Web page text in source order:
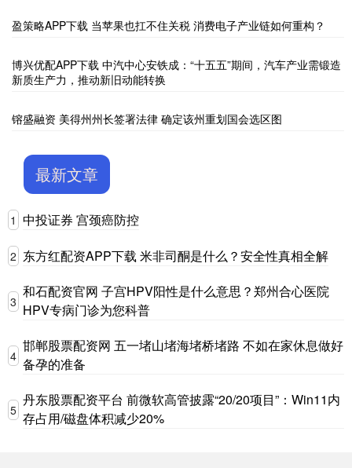
盈策略APP下载 当苹果也扛不住关税 消费电子产业链如何重构？
博兴优配APP下载 中汽中心安铁成：“十五五”期间，汽车产业需锻造
新质生产力，推动新旧动能转换
镕盛融资 美得州州长签署法律 确定该州重划国会选区图
最新文章
1 中投证券 宫颈癌防控
2 东方红配资APP下载 米非司酮是什么？安全性真相全解
3
和石配资官网 子宫HPV阳性是什么意思？郑州合心医院
HPV专病门诊为您科普
4
邯郸股票配资网 五一堵山堵海堵桥堵路 不如在家休息做好
备孕的准备
5
丹东股票配资平台 前微软高管披露“20/20项目”：Win11内
存占用/磁盘体积减少20%